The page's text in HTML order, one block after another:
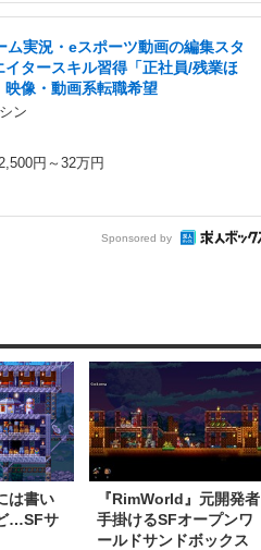
ム実況・eスポーツ動画の編集スタ
イタースキル習得「正社員/残業ほ
映像・動画系転職希望
ン
円～32万円
Sponsored by
は書い
…SFサ
『RimWorld』元開発者
手掛けるSFオープンワ
ールドサンドボックス